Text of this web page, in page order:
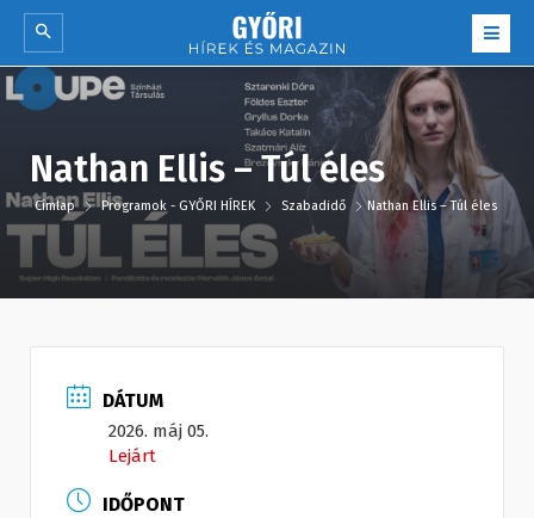
Nathan Ellis – Túl éles
Címlap Programok - GYŐRI HÍREK Szabadidő Nathan Ellis – Túl éles
DÁTUM
2026. máj 05.
Lejárt
IDŐPONT